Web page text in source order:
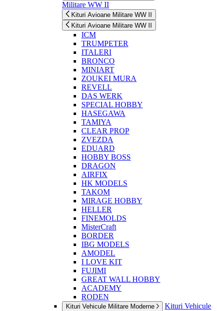
Militare WW II
Kituri Avioane Militare WW II
Kituri Avioane Militare WW II
ICM
TRUMPETER
ITALERI
BRONCO
MINIART
ZOUKEI MURA
REVELL
DAS WERK
SPECIAL HOBBY
HASEGAWA
TAMIYA
CLEAR PROP
ZVEZDA
EDUARD
HOBBY BOSS
DRAGON
AIRFIX
HK MODELS
TAKOM
MIRAGE HOBBY
HELLER
FINEMOLDS
MisterCraft
BORDER
IBG MODELS
AMODEL
I LOVE KIT
FUJIMI
GREAT WALL HOBBY
ACADEMY
RODEN
Kituri Vehicule Militare Moderne
Kituri Vehicule